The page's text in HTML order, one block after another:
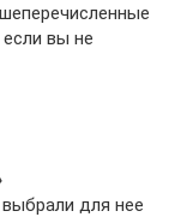
вы не
для нее